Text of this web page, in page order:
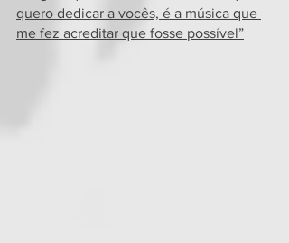
quero dedicar a vocês, é a música que
me fez acreditar que fosse possível”